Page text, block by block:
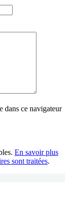
dans ce navigateur
En savoir plus
sont traitées.